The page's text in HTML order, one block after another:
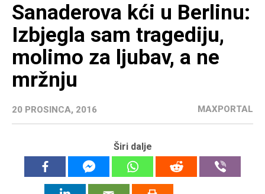
Sanaderova kći u Berlinu:
Izbjegla sam tragediju,
molimo za ljubav, a ne
mržnju
20 PROSINCA, 2016 MAXPORTAL
Širi dalje